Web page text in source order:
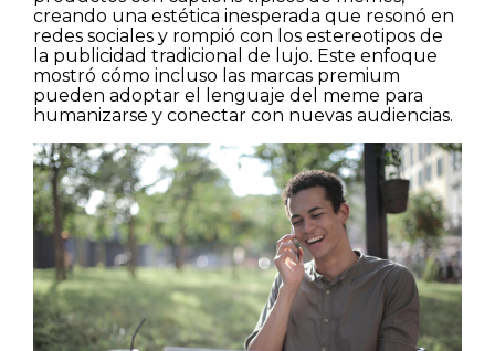
Casas
Pisos
Calles
Naturaleza
creando una estética inesperada que resonó en
redes sociales y rompió con los estereotipos de
la publicidad tradicional de lujo. Este enfoque
mostró cómo incluso las marcas premium
pueden adoptar el lenguaje del meme para
humanizarse y conectar con nuevas audiencias.